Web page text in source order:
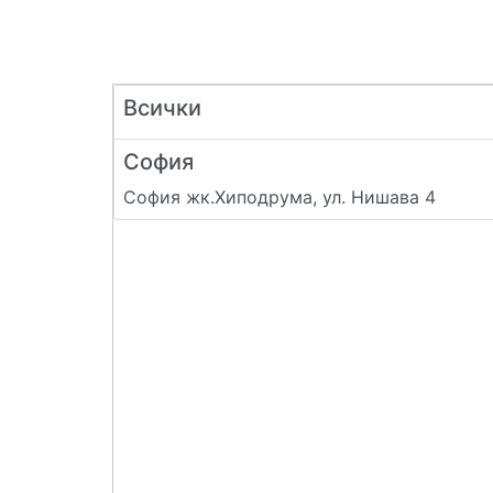
Всички
София
София жк.Хиподрума, ул. Нишава 4